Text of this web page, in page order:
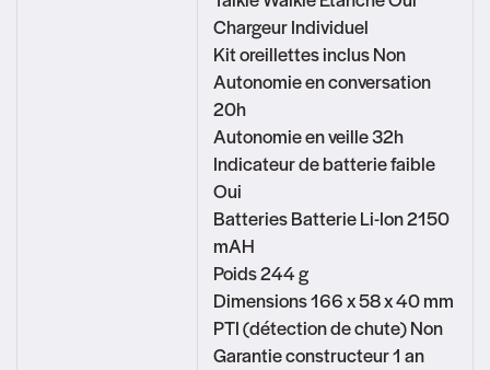
Chargeur Individuel
Kit oreillettes inclus Non
Autonomie en conversation
20h
Autonomie en veille 32h
Indicateur de batterie faible
Oui
Batteries Batterie Li-Ion 2150
mAH
Poids 244 g
Dimensions 166 x 58 x 40 mm
PTI (détection de chute) Non
Garantie constructeur 1 an